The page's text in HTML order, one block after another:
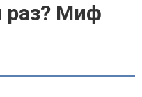
раз? Миф